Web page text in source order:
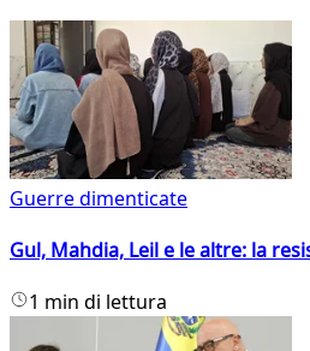
Guerre dimenticate
Gul, Mahdia, Leil e le altre: la
1 min di lettura